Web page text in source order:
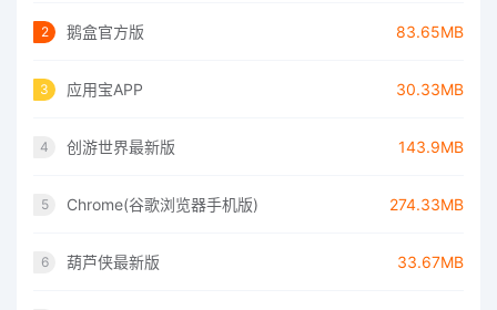
2 鹅盒官方版 83.65MB
3 应用宝APP 30.33MB
4 创游世界最新版 143.9MB
5 Chrome(谷歌浏览器手机版) 274.33MB
6 葫芦侠最新版 33.67MB